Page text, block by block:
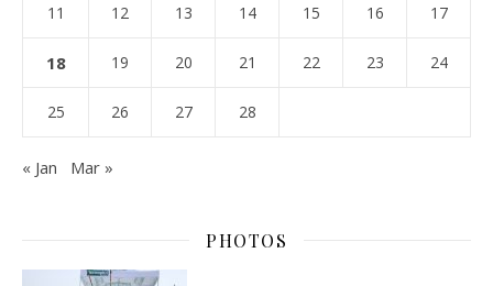
11 12 13 14 15 16 17
18 19 20 21 22 23 24
25 26 27 28
« Jan Mar »
PHOTOS